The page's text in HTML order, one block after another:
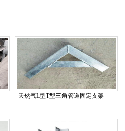
天然气L型T型三角管道固定支架